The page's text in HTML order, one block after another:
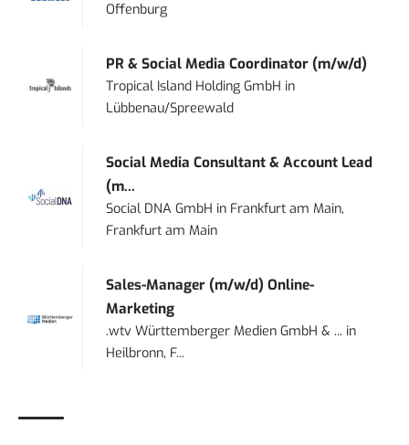
Offenburg
PR & Social Media Coordinator (m/w/d)
Tropical Island Holding GmbH in
Lübbenau/Spreewald
Social Media Consultant & Account Lead
(m...
Social DNA GmbH in Frankfurt am Main,
Frankfurt am Main
Sales-Manager (m/w/d) Online-
Marketing
.wtv Württemberger Medien GmbH & ... in
Heilbronn, F...